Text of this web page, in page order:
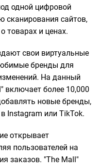
одной цифровой
сканирования сайтов,
товарах и ценах.
свои виртуальные
бренды для
На данный
включает более 10,000
новые бренды,
Instagram или TikTok.
открывает
пользователей на
заказов. "The Mall"